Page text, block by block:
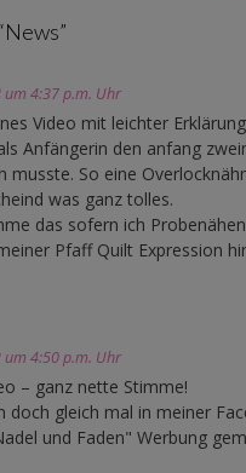
News”
um 4:37 p.m. Uhr
Video mit leichter
Anfängerin den anfang
musste. So eine
was ganz tolles.
das sofern ich
Pfaff Quilt Expression
um 4:50 p.m. Uhr
– ganz nette Stimme!
doch gleich mal in meiner
und Faden" Werbung